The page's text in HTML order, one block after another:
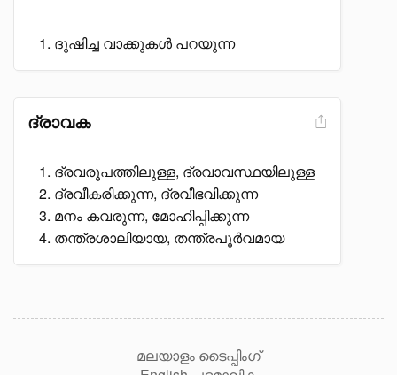
ദുഷിച്ച വാക്കുകൾ പറയുന്ന
ദ്രാവക
ദ്രവരൂപത്തിലുള്ള, ദ്രവാവസ്ഥയിലുള്ള
ദ്രവീകരിക്കുന്ന, ദ്രവീഭവിക്കുന്ന
മനം കവരുന്ന, മോഹിപ്പിക്കുന്ന
തന്ത്രശാലിയായ, തന്ത്രപൂർവമായ
മലയാളം ടൈപ്പിംഗ്